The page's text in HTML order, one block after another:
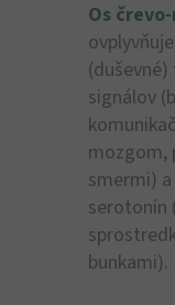
Os
signálov
mozgom,
smermi)
serotonín
bunkami).